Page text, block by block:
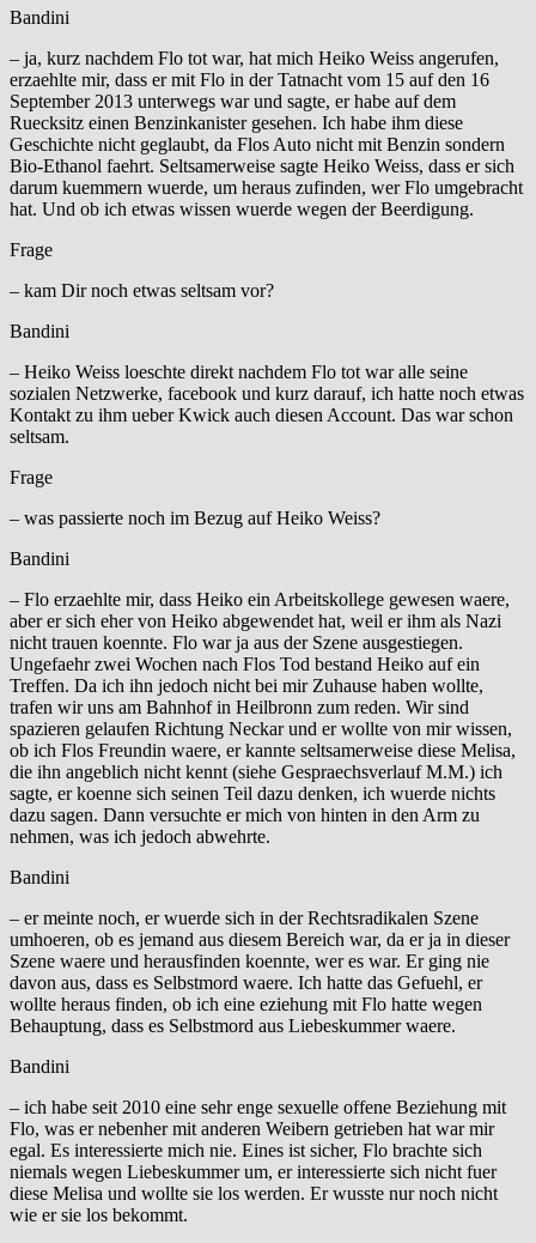
Bandini
– ja, kurz nachdem Flo tot war, hat mich Heiko Weiss angerufen,
erzaehlte mir, dass er mit Flo in der Tatnacht vom 15 auf den 16
September 2013 unterwegs war und sagte, er habe auf dem
Ruecksitz einen Benzinkanister gesehen. Ich habe ihm diese
Geschichte nicht geglaubt, da Flos Auto nicht mit Benzin sondern
Bio-Ethanol faehrt. Seltsamerweise sagte Heiko Weiss, dass er sich
darum kuemmern wuerde, um heraus zufinden, wer Flo umgebracht
hat. Und ob ich etwas wissen wuerde wegen der Beerdigung.
Frage
– kam Dir noch etwas seltsam vor?
Bandini
– Heiko Weiss loeschte direkt nachdem Flo tot war alle seine
sozialen Netzwerke, facebook und kurz darauf, ich hatte noch etwas
Kontakt zu ihm ueber Kwick auch diesen Account. Das war schon
seltsam.
Frage
– was passierte noch im Bezug auf Heiko Weiss?
Bandini
– Flo erzaehlte mir, dass Heiko ein Arbeitskollege gewesen waere,
aber er sich eher von Heiko abgewendet hat, weil er ihm als Nazi
nicht trauen koennte. Flo war ja aus der Szene ausgestiegen.
Ungefaehr zwei Wochen nach Flos Tod bestand Heiko auf ein
Treffen. Da ich ihn jedoch nicht bei mir Zuhause haben wollte,
trafen wir uns am Bahnhof in Heilbronn zum reden. Wir sind
spazieren gelaufen Richtung Neckar und er wollte von mir wissen,
ob ich Flos Freundin waere, er kannte seltsamerweise diese Melisa,
die ihn angeblich nicht kennt (siehe Gespraechsverlauf M.M.) ich
sagte, er koenne sich seinen Teil dazu denken, ich wuerde nichts
dazu sagen. Dann versuchte er mich von hinten in den Arm zu
nehmen, was ich jedoch abwehrte.
Bandini
– er meinte noch, er wuerde sich in der Rechtsradikalen Szene
umhoeren, ob es jemand aus diesem Bereich war, da er ja in dieser
Szene waere und herausfinden koennte, wer es war. Er ging nie
davon aus, dass es Selbstmord waere. Ich hatte das Gefuehl, er
wollte heraus finden, ob ich eine eziehung mit Flo hatte wegen
Behauptung, dass es Selbstmord aus Liebeskummer waere.
Bandini
– ich habe seit 2010 eine sehr enge sexuelle offene Beziehung mit
Flo, was er nebenher mit anderen Weibern getrieben hat war mir
egal. Es interessierte mich nie. Eines ist sicher, Flo brachte sich
niemals wegen Liebeskummer um, er interessierte sich nicht fuer
diese Melisa und wollte sie los werden. Er wusste nur noch nicht
wie er sie los bekommt.